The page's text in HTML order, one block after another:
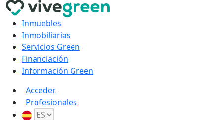
Inmuebles
Inmobiliarias
Servicios Green
Financiación
Información Green
Acceder
Profesionales